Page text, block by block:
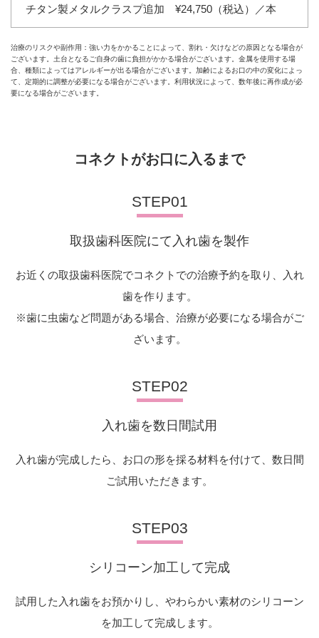
チタン製メタルクラスプ追加 ¥24,750（税込）／本
治療のリスクや副作用：強い力をかかることによって、割れ・欠けなどの原因となる場合が
ございます。土台となるご自身の歯に負担がかかる場合がございます。金属を使用する場
合、種類によってはアレルギーが出る場合がございます。加齢によるお口の中の変化によっ
て、定期的に調整が必要になる場合がございます。利用状況によって、数年後に再作成が必
要になる場合がございます。
コネクトがお口に入るまで
STEP01
取扱歯科医院にて入れ歯を製作
お近くの取扱歯科医院でコネクトでの治療予約を取り、入れ
歯を作ります。
※歯に虫歯など問題がある場合、治療が必要になる場合がご
ざいます。
STEP02
入れ歯を数日間試用
入れ歯が完成したら、お口の形を採る材料を付けて、数日間
ご試用いただきます。
STEP03
シリコーン加工して完成
試用した入れ歯をお預かりし、やわらかい素材のシリコーン
を加工して完成します。